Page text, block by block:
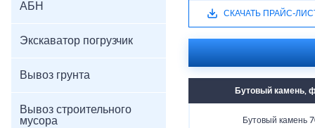
АБН
Экскаватор погрузчик
Вывоз грунта
Вывоз строительного
мусора
СКАЧАТЬ ПРАЙС-
Бутовый камень,
Бутовый камень